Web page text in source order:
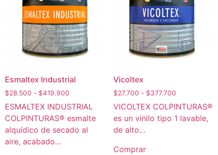
Esmaltex Industrial
$28.500 - $419.900
ESMALTEX INDUSTRIAL
COLPINTURAS® esmalte
alquídico de secado al
aire, acabado…
Vicoltex
$27.700 - $377.700
VICOLTEX COLPINTURAS®
es un vinilo tipo 1 lavable,
de alto…
Comprar